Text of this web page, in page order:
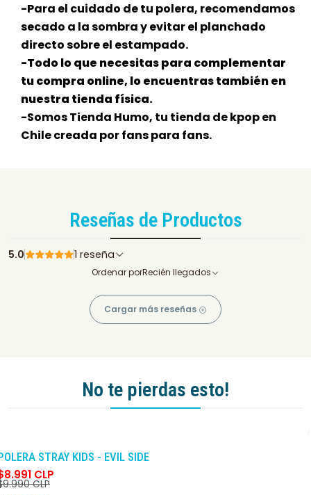
-Para el cuidado de tu polera, recomendamos
secado a la sombra y evitar el planchado
directo sobre el estampado.
-Todo lo que necesitas para complementar
tu compra online, lo encuentras también en
nuestra tienda física.
-Somos Tienda Humo, tu tienda de kpop en
Chile creada por fans para fans.
Reseñas de Productos
5.0 1 reseña
Ordenar porRecién llegados
Cargar más reseñas
No te pierdas esto!
STRAY KIDS - EVIL SIDE
CLP
CLP